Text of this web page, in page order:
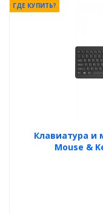
Клавиатура и
Mouse &
ГДЕ КУПИТЬ?